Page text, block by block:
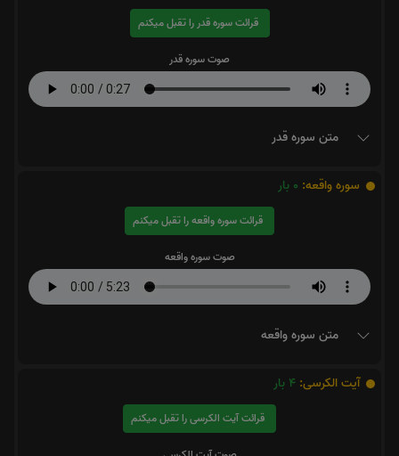
قرائت سوره قدر را تقبل میکنم
صوت سوره قدر
متن سوره قدر
سوره واقعه: 0 بار
قرائت سوره واقعه را تقبل میکنم
صوت سوره واقعه
متن سوره واقعه
آیت الکرسی: 4 بار
قرائت آیت الکرسی را تقبل میکنم